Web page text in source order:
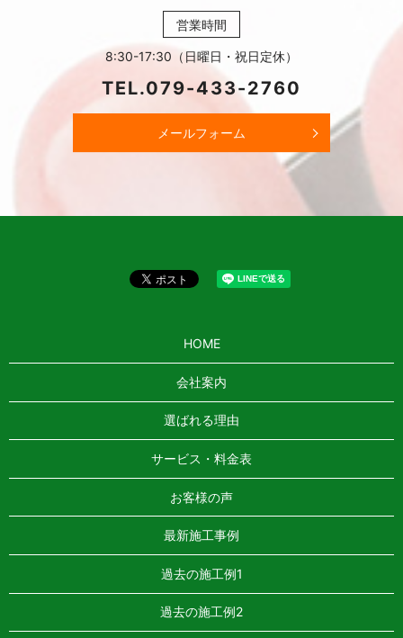
営業時間
8:30-17:30（日曜日・祝日定休）
TEL.079-433-2760
メールフォーム
HOME
会社案内
選ばれる理由
サービス・料金表
お客様の声
最新施工事例
過去の施工例1
過去の施工例2